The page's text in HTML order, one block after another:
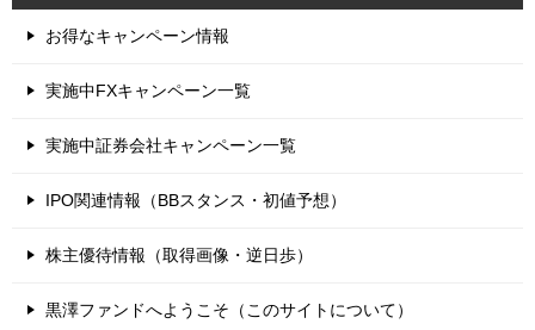
お得なキャンペーン情報
実施中FXキャンペーン一覧
実施中証券会社キャンペーン一覧
IPO関連情報（BBスタンス・初値予想）
株主優待情報（取得画像・逆日歩）
黒澤ファンドへようこそ（このサイトについて）